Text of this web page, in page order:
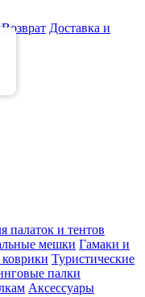
Возврат Доставка и
палаток и тентов
мешки Гамаки и
Туристические
палки
Аксессуары